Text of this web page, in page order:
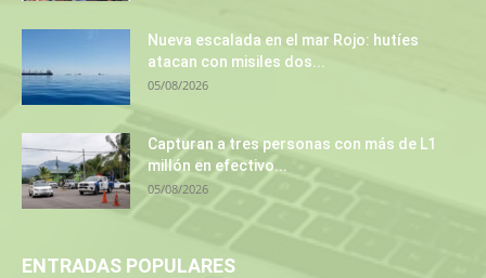
Nueva escalada en el mar Rojo: hutíes
atacan con misiles dos...
05/08/2026
Capturan a tres personas con más de L1
millón en efectivo...
05/08/2026
ENTRADAS POPULARES